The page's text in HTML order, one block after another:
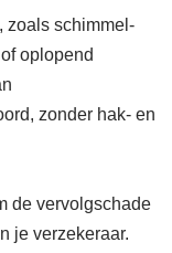
zoals schimmel-
oplopend
zonder hak- en
de vervolgschade
je verzekeraar.